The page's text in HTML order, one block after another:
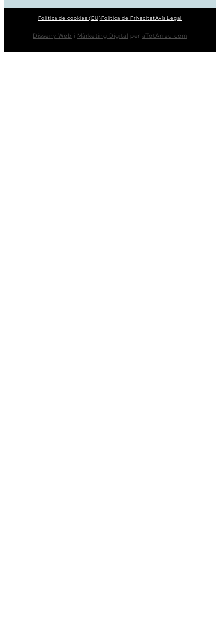
Política de cookies (EU)Política de PrivacitatAvís Legal
Disseny Web i Màrketing Digital per aTotArreu.com